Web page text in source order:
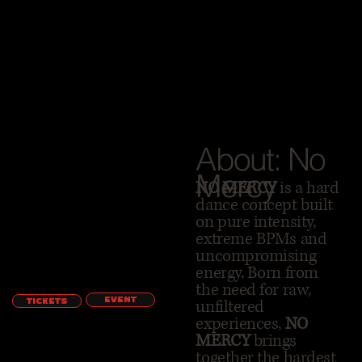
TICKETS EVENT
NO MERCYis a hard
dance concept built
on pure intensity,
extreme BPMs and
uncompromising
energy. Born from
the need for raw,
unfiltered
experiences,NO
MERCYbrings
About: No
Mercy